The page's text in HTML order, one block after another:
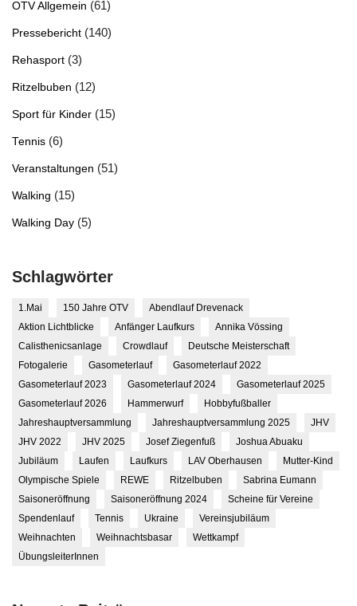
OTV Allgemein (61)
Pressebericht (140)
Rehasport (3)
Ritzelbuben (12)
Sport für Kinder (15)
Tennis (6)
Veranstaltungen (51)
Walking (15)
Walking Day (5)
Schlagwörter
1.Mai 150 Jahre OTV
Abendlauf Drevenack
Aktion Lichtblicke
Anfänger Laufkurs
Annika Vössing
Calisthenicsanlage
Crowdlauf
Deutsche Meisterschaft
Fotogalerie
Gasometerlauf
Gasometerlauf 2022
Gasometerlauf 2023
Gasometerlauf 2024
Gasometerlauf 2025
Gasometerlauf 2026
Hammerwurf
Hobbyfußballer
Jahreshauptversammlung
Jahreshauptversammlung 2025
JHV
JHV 2022
JHV 2025 Josef Ziegenfuß
Joshua Abuaku
Jubiläum
Laufen Laufkurs LAV Oberhausen
Mutter-Kind
Olympische Spiele
REWE Ritzelbuben
Sabrina Eumann
Saisoneröffnung
Saisoneröffnung 2024
Scheine für Vereine
Spendenlauf
Tennis Ukraine
Vereinsjubiläum
Weihnachten
Weihnachtsbasar
Wettkampf
ÜbungsleiterInnen